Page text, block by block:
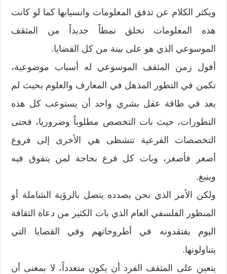
ويكثر الكلام عن تدفق المعلومات وانسيابها كما لو كانت
هذه المعلومات تخلق نمطاً جديداً من المثقف
الموسوعي الذي هو على بينة من كل القضايا.
أفول زمن المثقف الموسوعي له أسباب موضوعية،
تكمن في التطور المذهل في المعارف والعلوم بحيث لم
يعد في طاقة عقل بشري واحد أن يستوعب كل هذه
التطورات، حيث بات التخصص مطلوباً وضروريا، فحتى
التخصصات الفرعية تتشظى هي الأخرى إلى فروع
أصغر فأصغر، وبات كل فرع بحاجة لمن يتفوق فيه
وينبغ.
ولكن الأمر الذي نحن بصدده يتصل بالرؤية الشاملة أو
المنظور الفلسفي العام الذي بات الكثير من دعاة الثقافة
اليوم يفتقدونه في أطروحاتهم وفي القضايا التي
يتناولونها.
يتعين على المثقف الفرد أن يكون متعدداً، لا بمعنى أن